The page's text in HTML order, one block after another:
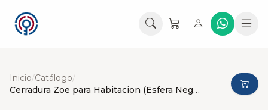
Inicio/Catálogo/
Cerradura Zoe para Habitacion (Esfera Negro Mate)